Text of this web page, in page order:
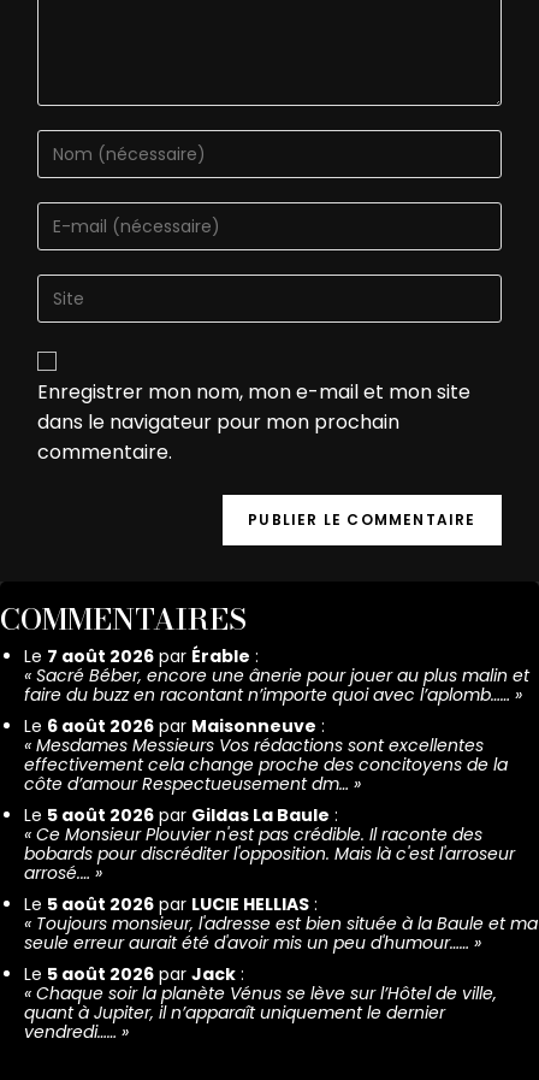
Enregistrer mon nom, mon e-mail et mon site
dans le navigateur pour mon prochain
commentaire.
COMMENTAIRES
Le 7 août 2026 par Érable :
« Sacré Béber, encore une ânerie pour jouer au plus malin et
faire du buzz en racontant n’importe quoi avec l’aplomb…… »
Le 6 août 2026 par Maisonneuve :
« Mesdames Messieurs Vos rédactions sont excellentes
effectivement cela change proche des concitoyens de la
côte d’amour Respectueusement dm… »
Le 5 août 2026 par Gildas La Baule :
« Ce Monsieur Plouvier n'est pas crédible. Il raconte des
bobards pour discréditer l'opposition. Mais là c'est l'arroseur
arrosé.… »
Le 5 août 2026 par LUCIE HELLIAS :
« Toujours monsieur, l'adresse est bien située à la Baule et ma
seule erreur aurait été d'avoir mis un peu d'humour…… »
Le 5 août 2026 par Jack :
« Chaque soir la planète Vénus se lève sur l’Hôtel de ville,
quant à Jupiter, il n’apparaît uniquement le dernier
vendredi…… »